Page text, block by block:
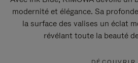
modernité et élégance. Sa
la surface des valises un éclat
révélant toute la beauté